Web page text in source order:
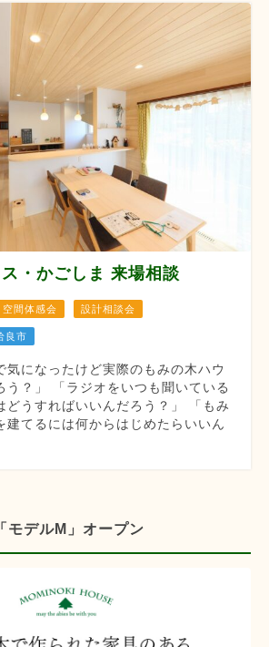
・かごしま 来場相談
空間体感会 設計相談会
良市
気になったけど実際のもみの木ハウ
う？」 「ラジオをいつも聞いている
どうすればいいんだろう？」 「もみ
建てるには何からはじめたらいいん
モデルM」オープン